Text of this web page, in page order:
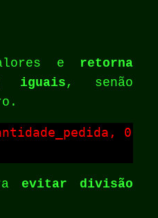
e retorna
iguais , senão
0)
evitar divisão